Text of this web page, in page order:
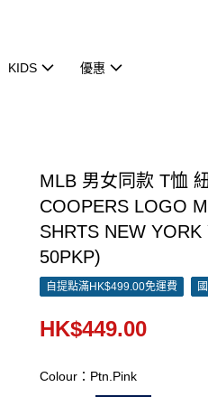
KIDS 優惠
MLB 男女同款 T恤
COOPERS LOGO
SHRTS NEW YORK
50PKP)
自提點滿HK$499.00免運費
HK$449.00
Colour：Ptn.Pink